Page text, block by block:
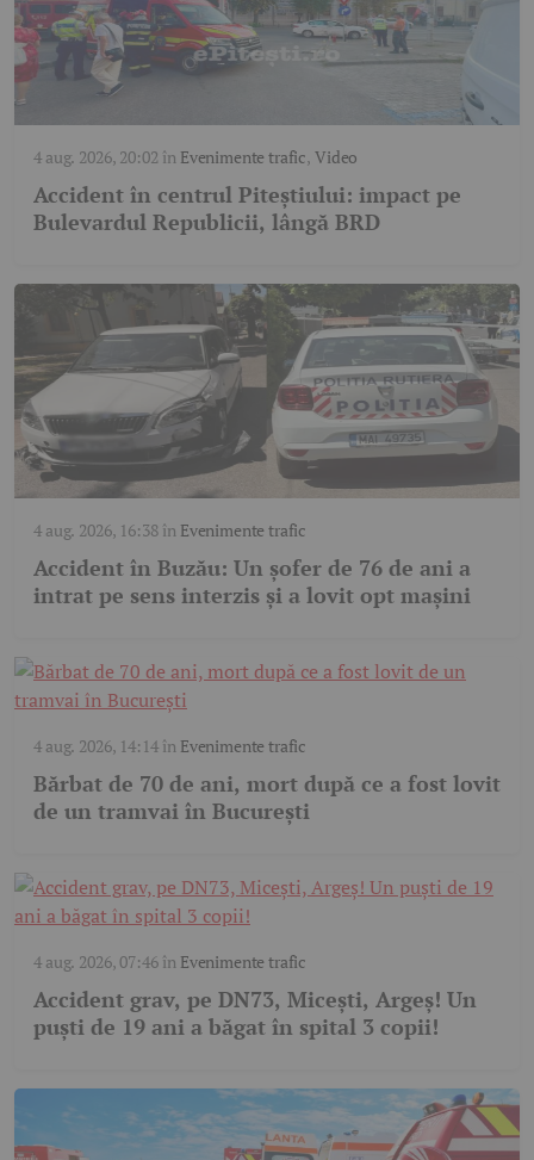
4 aug. 2026, 20:02 în Evenimente trafic,Video
Accident în centrul Piteștiului: impact pe
Bulevardul Republicii, lângă BRD
4 aug. 2026, 16:38în Evenimente trafic
Accident în Buzău: Un șofer de 76 de ani a
intrat pe sens interzis și a lovit opt mașini
4 aug. 2026, 14:14în Evenimente trafic
Bărbat de 70 de ani, mort după ce a fost lovit
de un tramvai în București
4 aug. 2026, 07:46în Evenimente trafic
Accident grav, pe DN73, Micești, Argeș! Un
puști de 19 ani a băgat în spital 3 copii!